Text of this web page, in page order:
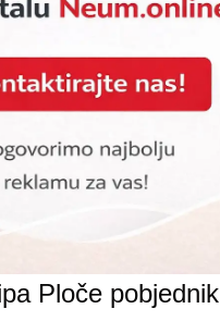
Ploče pobjednik